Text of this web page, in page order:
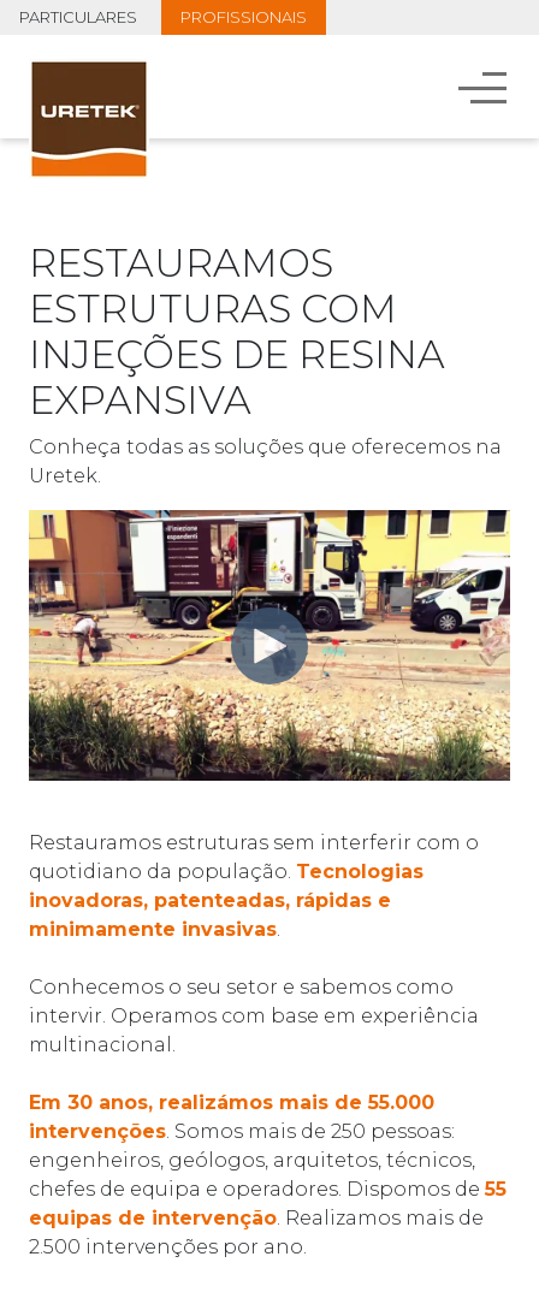
PARTICULARES PROFISSIONAIS
RESTAURAMOS
ESTRUTURAS COM
INJEÇÕES DE RESINA
EXPANSIVA
Conheça todas as soluções que oferecemos na
Uretek.
Restauramos estruturas sem interferir com o
quotidiano da população. Tecnologias
inovadoras, patenteadas, rápidas e
minimamente invasivas.
Conhecemos o seu setor e sabemos como
intervir. Operamos com base em experiência
multinacional.
Em 30 anos, realizámos mais de 55.000
intervenções. Somos mais de 250 pessoas:
engenheiros, geólogos, arquitetos, técnicos,
chefes de equipa e operadores. Dispomos de55
equipas de intervenção. Realizamos mais de
2.500 intervenções por ano.